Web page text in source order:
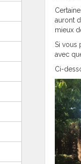
auront
mieux
Si vous
avec
Ci-